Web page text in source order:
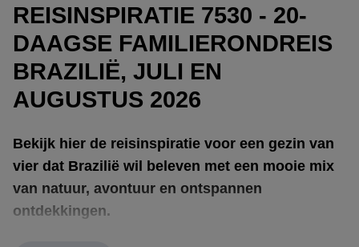
REISINSPIRATIE 7530 - 20-
DAAGSE FAMILIERONDREIS
BRAZILIË, JULI EN
AUGUSTUS 2026
Bekijk hier de reisinspiratie voor een gezin van
vier dat Brazilië wil beleven met een mooie mix
van natuur, avontuur en ontspannen
ontdekkingen.